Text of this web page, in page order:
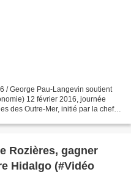
/ George Pau-Langevin soutient
12 février 2016, journée
des Outre-Mer, initié par la cheffe
Rozières, gagner
Hidalgo (#Vidéo